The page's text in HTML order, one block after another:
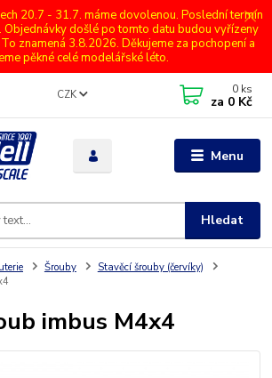
20.7 - 31.7. máme dovolenou. Poslední termín
Objednávky došlé po tomto datu budou vyřízeny
znamená 3.8.2026. Děkujeme za pochopení a
pěkné celé modelářské léto.
Menu
CZK
Hledat
0 ks
za 0 Kč
Šrouby
Stavěcí šrouby (červíky)
imbus M4x4